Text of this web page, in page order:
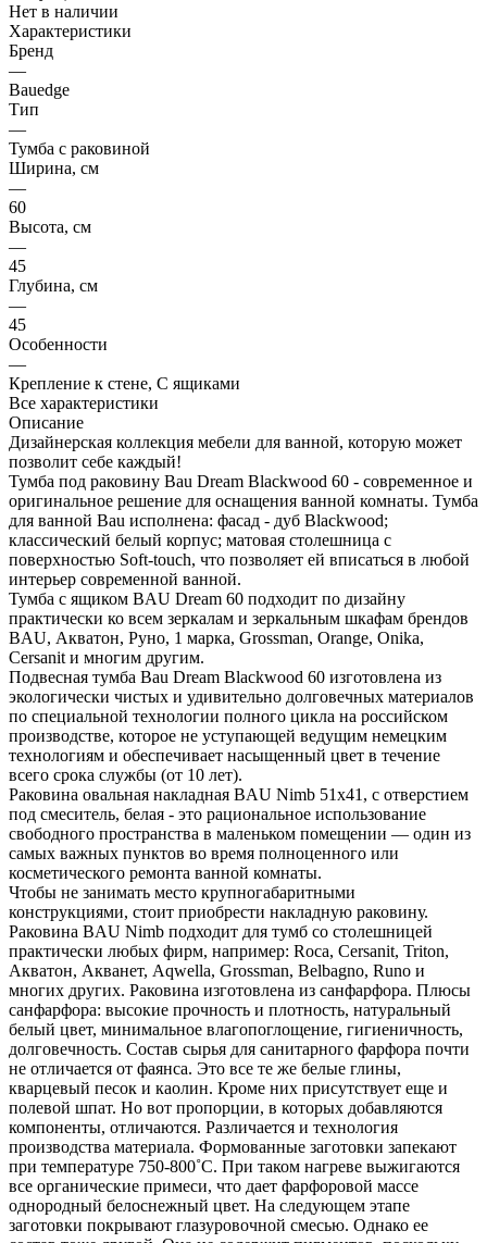
Нет в наличии
Характеристики
Бренд
—
Bauedge
Тип
—
Тумба с раковиной
Ширина, см
—
60
Высота, см
—
45
Глубина, см
—
45
Особенности
—
Крепление к стене, С ящиками
Все характеристики
Описание
Дизайнерская коллекция мебели для ванной, которую может
позволит себе каждый!
Тумба под раковину Bau Dream Blackwood 60 - современное и
оригинальное решение для оснащения ванной комнаты. Тумба
для ванной Bau исполнена: фасад - дуб Blackwood;
классический белый корпус; матовая столешница с
поверхностью Soft-touch, что позволяет ей вписаться в любой
интерьер современной ванной.
Тумба с ящиком BAU Dream 60 подходит по дизайну
практически ко всем зеркалам и зеркальным шкафам брендов
BAU, Акватон, Руно, 1 марка, Grossman, Orange, Onika,
Cersanit и многим другим.
Подвесная тумба Bau Dream Blackwood 60 изготовлена из
экологически чистых и удивительно долговечных материалов
по специальной технологии полного цикла на российском
производстве, которое не уступающей ведущим немецким
технологиям и обеспечивает насыщенный цвет в течение
всего срока службы (от 10 лет).
Раковина овальная накладная BAU Nimb 51х41, с отверстием
под смеситель, белая - это рациональное использование
свободного пространства в маленьком помещении — один из
самых важных пунктов во время полноценного или
косметического ремонта ванной комнаты.
Чтобы не занимать место крупногабаритными
конструкциями, стоит приобрести накладную раковину.
Раковина BAU Nimb подходит для тумб со столешницей
практически любых фирм, например: Roca, Cersanit, Triton,
Акватон, Акванет, Aqwella, Grossman, Belbagno, Runo и
многих других. Раковина изготовлена из санфарфора. Плюсы
санфарфора: высокие прочность и плотность, натуральный
белый цвет, минимальное влагопоглощение, гигиеничность,
долговечность. Состав сырья для санитарного фарфора почти
не отличается от фаянса. Это все те же белые глины,
кварцевый песок и каолин. Кроме них присутствует еще и
полевой шпат. Но вот пропорции, в которых добавляются
компоненты, отличаются. Различается и технология
производства материала. Формованные заготовки запекают
при температуре 750-800˚С. При таком нагреве выжигаются
все органические примеси, что дает фарфоровой массе
однородный белоснежный цвет. На следующем этапе
заготовки покрывают глазуровочной смесью. Однако ее